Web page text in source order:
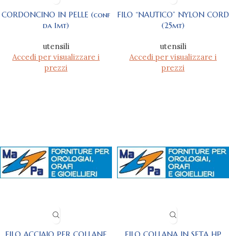
CORDONCINO IN PELLE (conf
da 1mt)
utensili
Accedi per visualizzare i
prezzi
FILO “NAUTICO” NYLON CORD
(25mt)
utensili
Accedi per visualizzare i
prezzi